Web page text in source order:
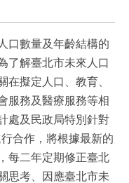
口數量及年齡結構的
了解臺北市未來人口
在擬定人口、教育、
服務及醫療服務等相
處及民政局特別針對
合作，將根據最新的
每二年定期修正臺北
思考、因應臺北市未